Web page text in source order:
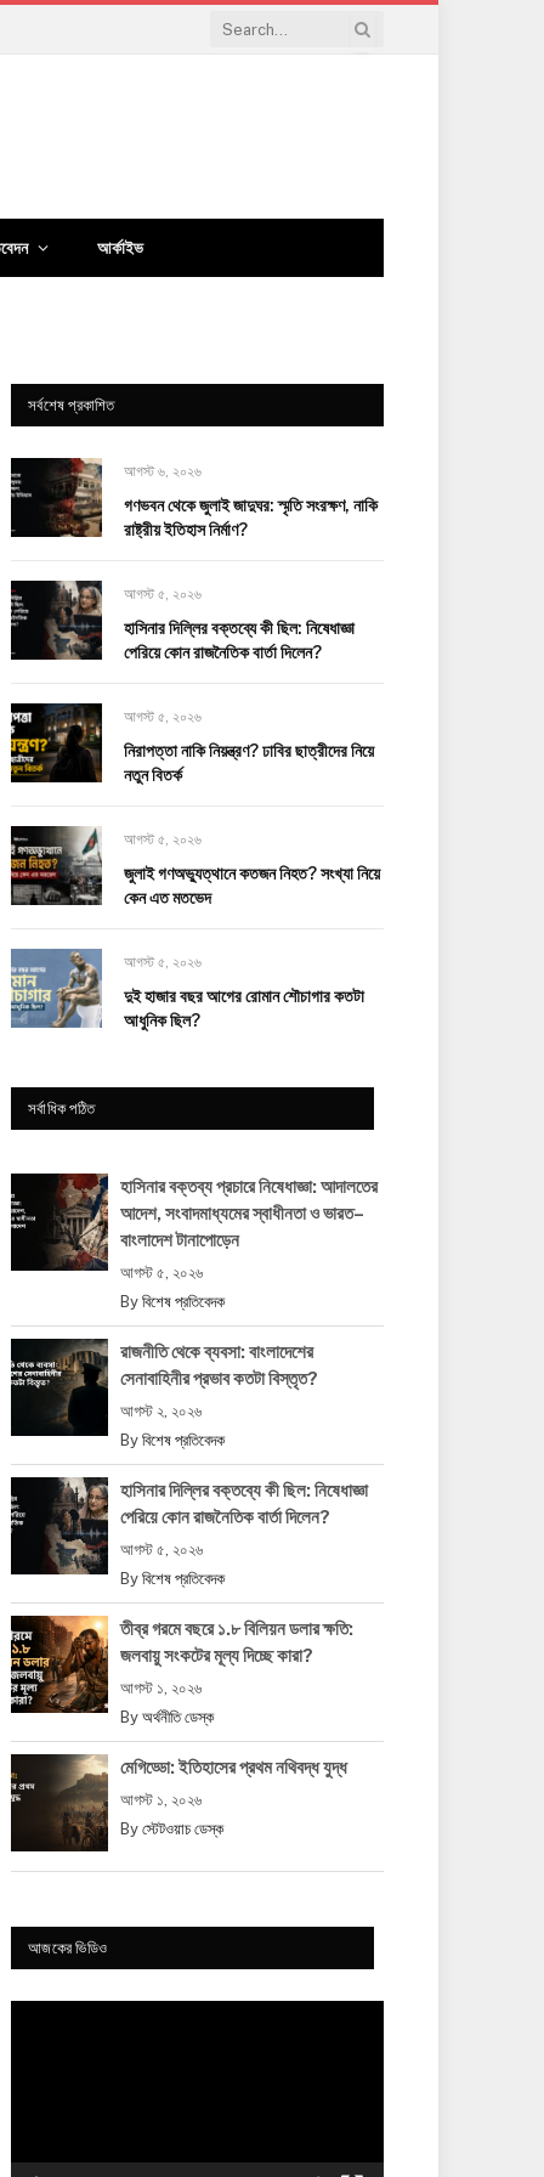
আর্কাইভ
সর্বশেষ প্রকাশিত
আগস্ট ৬, ২০২৬
গণভবন থেকে জুলাই জাদুঘর: স্মৃতি সংরক্ষণ, নাকি
রাষ্ট্রীয় ইতিহাস নির্মাণ?
আগস্ট ৫, ২০২৬
হাসিনার দিল্লির বক্তব্যে কী ছিল: নিষেধাজ্ঞা
পেরিয়ে কোন রাজনৈতিক বার্তা দিলেন?
আগস্ট ৫, ২০২৬
নিরাপত্তা নাকি নিয়ন্ত্রণ? ঢাবির ছাত্রীদের নিয়ে
নতুন বিতর্ক
আগস্ট ৫, ২০২৬
জুলাই গণঅভ্যুত্থানে কতজন নিহত? সংখ্যা নিয়ে
কেন এত মতভেদ
আগস্ট ৫, ২০২৬
দুই হাজার বছর আগের রোমান শৌচাগার কতটা
আধুনিক ছিল?
সর্বাধিক পঠিত
হাসিনার বক্তব্য প্রচারে নিষেধাজ্ঞা: আদালতের
আদেশ, সংবাদমাধ্যমের স্বাধীনতা ও ভারত–
বাংলাদেশ টানাপোড়েন
আগস্ট ৫, ২০২৬
By বিশেষ প্রতিবেদক
রাজনীতি থেকে ব্যবসা: বাংলাদেশের
সেনাবাহিনীর প্রভাব কতটা বিস্তৃত?
আগস্ট ২, ২০২৬
By বিশেষ প্রতিবেদক
হাসিনার দিল্লির বক্তব্যে কী ছিল: নিষেধাজ্ঞা
পেরিয়ে কোন রাজনৈতিক বার্তা দিলেন?
আগস্ট ৫, ২০২৬
By বিশেষ প্রতিবেদক
তীব্র গরমে বছরে ১.৮ বিলিয়ন ডলার ক্ষতি:
জলবায়ু সংকটের মূল্য দিচ্ছে কারা?
আগস্ট ১, ২০২৬
By অর্থনীতি ডেস্ক
মেগিড্ডো: ইতিহাসের প্রথম নথিবদ্ধ যুদ্ধ
আগস্ট ১, ২০২৬
By স্টেটওয়াচ ডেস্ক
আজকের ভিডিও